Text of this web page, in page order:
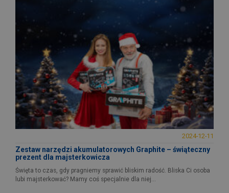
2024-12-11
Zestaw narzędzi akumulatorowych Graphite – świąteczny
prezent dla majsterkowicza
Święta to czas, gdy pragniemy sprawić bliskim radość. Bliska Ci osoba
lubi majsterkować? Mamy coś specjalnie dla niej...